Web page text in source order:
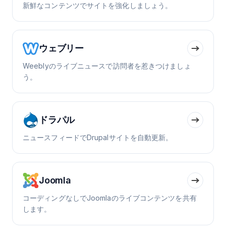
新鮮なコンテンツでサイトを強化しましょう。
ウェブリー
Weeblyのライブニュースで訪問者を惹きつけましょ
う。
ドラパル
ニュースフィードでDrupalサイトを自動更新。
Joomla
コーディングなしでJoomlaのライブコンテンツを共有
します。